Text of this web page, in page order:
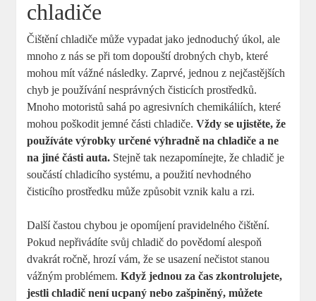
chladiče
Čištění chladiče může vypadat jako jednoduchý úkol, ale
mnoho z nás se při tom dopouští drobných chyb, které
mohou mít vážné následky. Zaprvé, jednou z nejčastějších
chyb je používání nesprávných čisticích prostředků.
Mnoho motoristů sahá po agresivních chemikáliích, které
mohou poškodit jemné části chladiče.Vždy se ujistěte, že
používáte výrobky určené výhradně na chladiče a ne
na jiné části auta. Stejně tak nezapomínejte, že chladič je
součástí chladicího systému, a použití nevhodného
čisticího prostředku může způsobit vznik kalu a rzi.
Další častou chybou je opomíjení pravidelného čištění.
Pokud nepřivádíte svůj chladič do povědomí alespoň
dvakrát ročně, hrozí vám, že se usazení nečistot stanou
vážným problémem.Když jednou za čas zkontrolujete,
jestli chladič není ucpaný nebo zašpiněný, můžete